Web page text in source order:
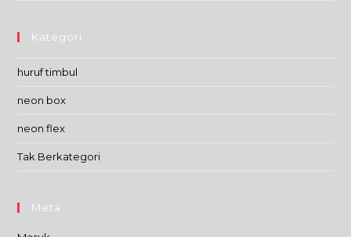
Kategori
huruf timbul
neon box
neon flex
Tak Berkategori
Meta